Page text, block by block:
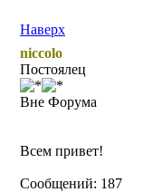
Наверх
niccolo
Постоялец
Вне Форума
Всем привет!
Сообщений: 187